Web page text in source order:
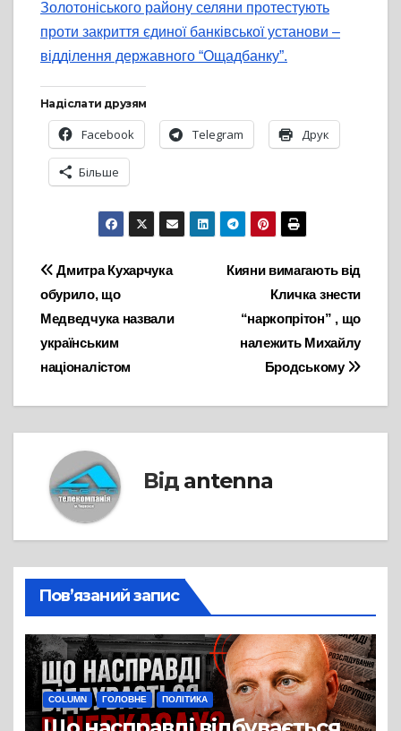
Золотоніського району селяни протестують
проти закриття єдиної банківської установи –
відділення державного “Ощадбанку”.
Надіслати друзям
Facebook Telegram Друк
Більше
Навігація
записів
Кияни вимагають від
Кличка знести
“наркопрітон” , що
належить Михайлу
Бродському
Дмитра Кухарчука
обурило, що
Медведчука назвали
українським
націоналістом
Від antenna
Пов’язаний запис
COLUMN ГОЛОВНЕ ПОЛІТИКА